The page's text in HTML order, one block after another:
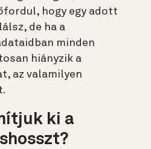
hogy egy adott
de ha a
minden
hiányzik a
az valamilyen
ki a